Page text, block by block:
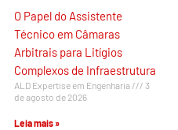
O Papel do Assistente
Técnico em Câmaras
Arbitrais para Litígios
Complexos de Infraestrutura
ALD Expertise em Engenharia
3
de agosto de 2026
Leia mais »